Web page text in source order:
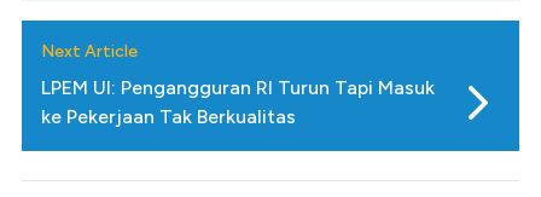
Next Article
LPEM UI: Pengangguran RI Turun Tapi Masuk
ke Pekerjaan Tak Berkualitas